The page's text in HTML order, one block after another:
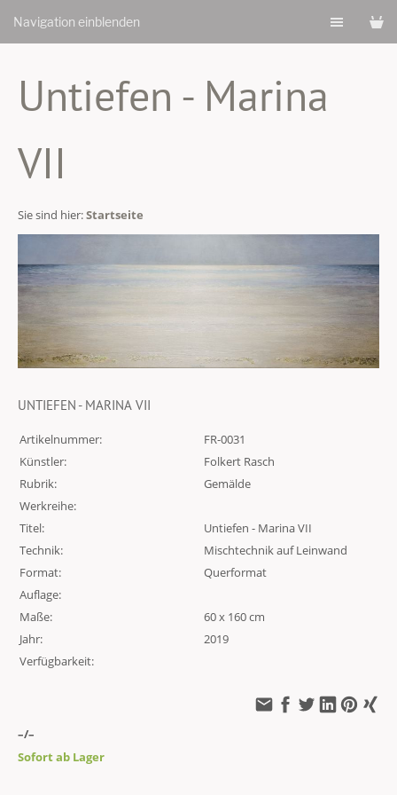
Navigation einblenden
Untiefen - Marina
VII
Sie sind hier:Startseite
UNTIEFEN - MARINA VII
Artikelnummer:
FR-0031
Künstler:
Folkert Rasch
Rubrik:
Gemälde
Werkreihe:
Titel:
Untiefen - Marina VII
Technik:
Mischtechnik auf Leinwand
Format:
Querformat
Auflage:
Maße:
60 x 160 cm
Jahr:
2019
Verfügbarkeit:
–/–
Sofort ab Lager